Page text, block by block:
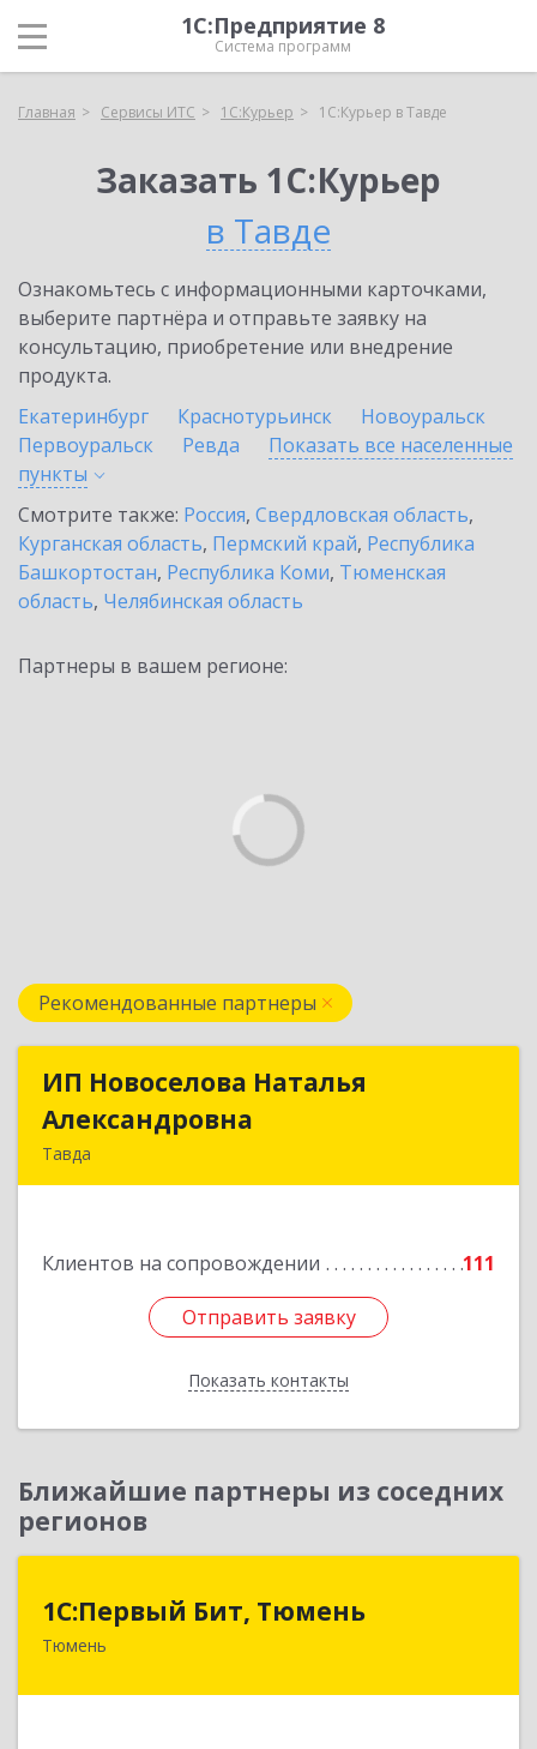
1С:Предприятие 8
Система программ
Главная Сервисы ИТС 1С:Курьер 1С:Курьер в Тавде
Заказать 1С:Курьер
в Тавде
Ознакомьтесь с информационными карточками,
выберите партнёра и отправьте заявку на
консультацию, приобретение или внедрение
продукта.
Екатеринбург
Краснотурьинск
Новоуральск
Первоуральск
Ревда
Показать все населенные
пункты
Смотрите также: Россия, Свердловская область,
Курганская область, Пермский край, Республика
Башкортостан, Республика Коми, Тюменская
область, Челябинская область
Партнеры в вашем регионе:
Рекомендованные партнеры
ИП Новоселова Наталья
Александровна
Тавда
Клиентов на сопровождении 111
Отправить заявку
Показать контакты
ИП Новоселова Наталья
Подробнее
Отправить заявку
Назад
Ближайшие партнеры из соседних
регионов
1С:Первый Бит, Тюмень
Тюмень
1С:Первый Бит, Тюмень
625000, Тюменская обл, Тюмень г, Республики